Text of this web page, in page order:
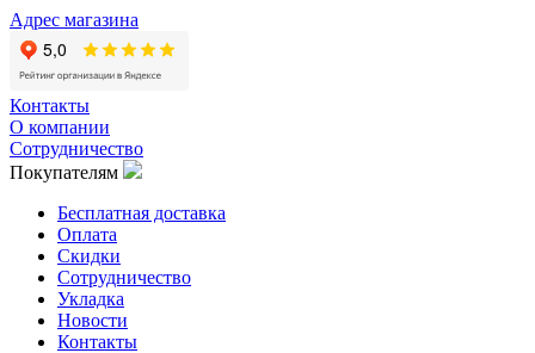
Адрес магазина
Контакты
О компании
Сотрудничество
Покупателям
Бесплатная доставка
Оплата
Скидки
Сотрудничество
Укладка
Новости
Контакты